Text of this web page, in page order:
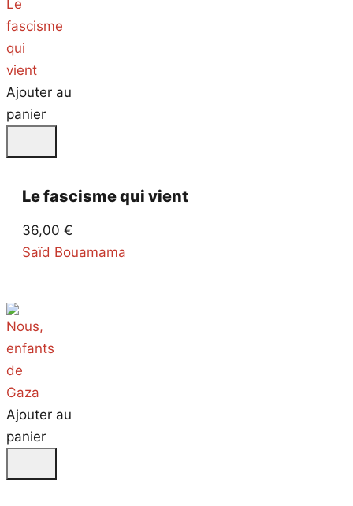
Ajouter au
panier
Le fascisme qui vient
36,00 €
Saïd Bouamama
Ajouter au
panier